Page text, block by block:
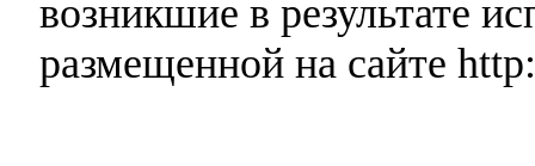
возникшие в результате
размещенной на сайте